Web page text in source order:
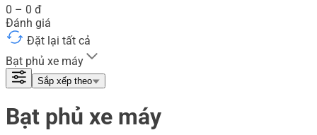
0 – 0 đ
Đánh giá
Đặt lại tất cả
Bạt phủ xe máy
Sắp xếp theo
Bạt phủ xe máy